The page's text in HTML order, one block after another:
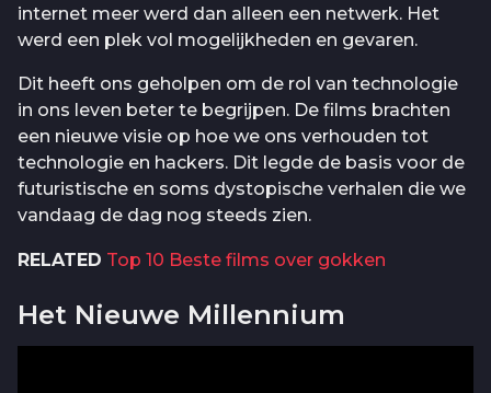
internet meer werd dan alleen een netwerk. Het
werd een plek vol mogelijkheden en gevaren.
Dit heeft ons geholpen om de rol van technologie
in ons leven beter te begrijpen. De films brachten
een nieuwe visie op hoe we ons verhouden tot
technologie en hackers. Dit legde de basis voor de
futuristische en soms dystopische verhalen die we
vandaag de dag nog steeds zien.
RELATED Top 10 Beste films over gokken
Het Nieuwe Millennium